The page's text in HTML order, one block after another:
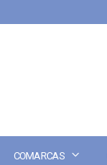
COMARCAS